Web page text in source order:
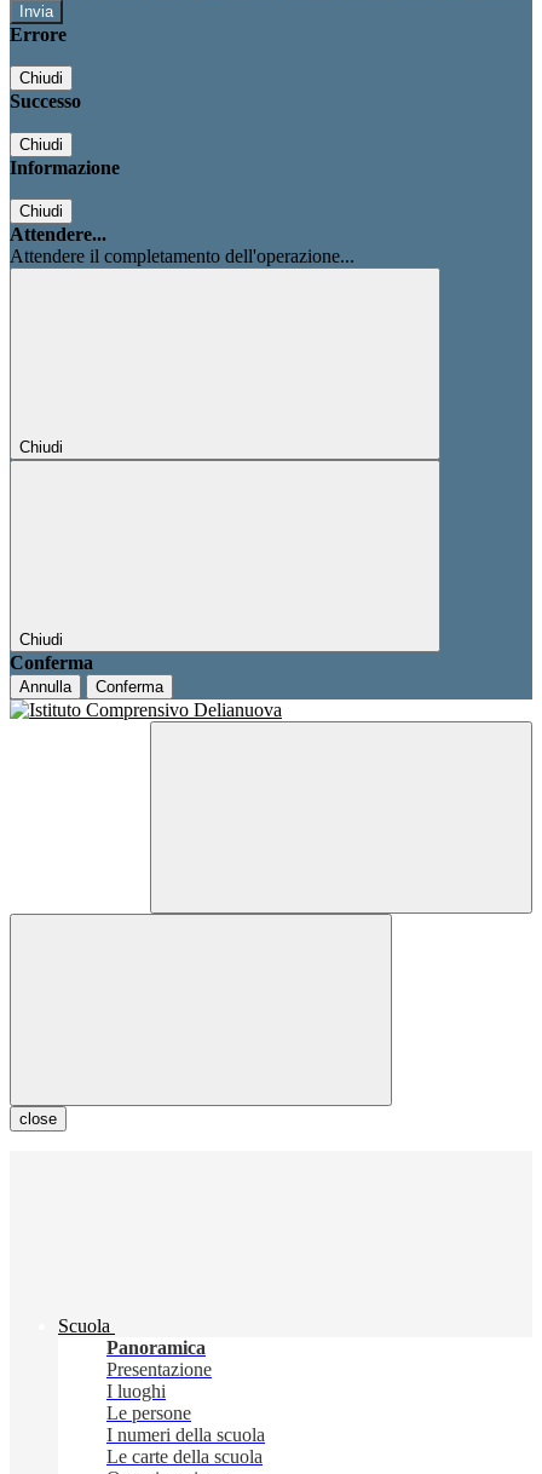
Errore
Chiudi
Successo
Chiudi
Informazione
Chiudi
Attendere...
Attendere il completamento dell'operazione...
Chiudi
Chiudi
Conferma
Annulla Conferma
close
Scuola
Panoramica
Presentazione
I luoghi
Le persone
I numeri della scuola
Le carte della scuola